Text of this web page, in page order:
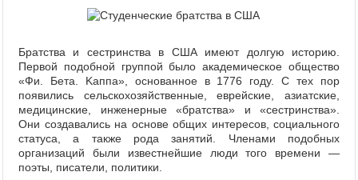
Братства и сестринства в США имеют долгую историю.
Первой подобной группой было академическое общество
«Фи. Бета. Kaппa», основанное в 1776 году. С тех пор
появились сельскохозяйственные, еврейские, азиатские,
медицинские, инженерные «братства» и «сестринства».
Они создавались на основе общих интересов, социального
статуса, а также рода занятий. Членами подобных
организаций были известнейшие люди того времени —
поэты, писатели, политики.